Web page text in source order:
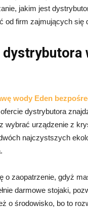
jakim jest
od firm zajmujących się
wody Eden
dystrybutora
wybrać urządzenie z
najczystszych
o zaopatrzenie, gdyż
darmowe stojaki,
o środowisko, bo to